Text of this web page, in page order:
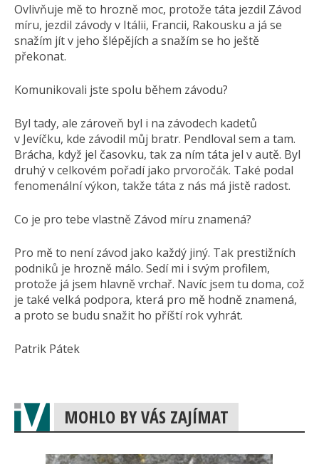
Ovlivňuje mě to hrozně moc, protože táta jezdil Závod
míru, jezdil závody v Itálii, Francii, Rakousku a já se
snažím jít v jeho šlépějích a snažím se ho ještě
překonat.
Komunikovali jste spolu během závodu?
Byl tady, ale zároveň byl i na závodech kadetů
v Jevíčku, kde závodil můj bratr. Pendloval sem a tam.
Brácha, když jel časovku, tak za ním táta jel v autě. Byl
druhý v celkovém pořadí jako prvoročák. Také podal
fenomenální výkon, takže táta z nás má jistě radost.
Co je pro tebe vlastně Závod míru znamená?
Pro mě to není závod jako každý jiný. Tak prestižních
podniků je hrozně málo. Sedí mi i svým profilem,
protože já jsem hlavně vrchař. Navíc jsem tu doma, což
je také velká podpora, která pro mě hodně znamená,
a proto se budu snažit ho příští rok vyhrát.
Patrik Pátek
MOHLO BY VÁS ZAJÍMAT